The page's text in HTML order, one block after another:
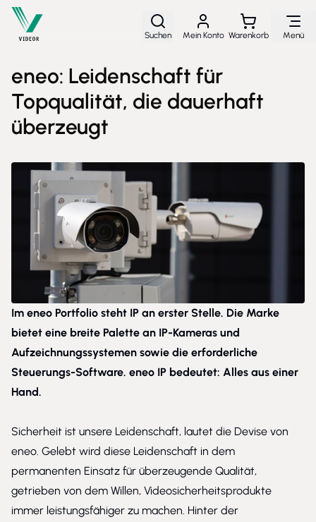
Direkt zum Inhalt
Suchen Mein Konto Warenkorb Menü
eneo: Leidenschaft für
Topqualität, die dauerhaft
überzeugt
Im eneo Portfolio steht IP an erster Stelle. Die Marke
bietet eine breite Palette an IP-Kameras und
Aufzeichnungssystemen sowie die erforderliche
Steuerungs-Software. eneo IP bedeutet: Alles aus einer
Hand.
Sicherheit ist unsere Leidenschaft, lautet die Devise von
eneo. Gelebt wird diese Leidenschaft in dem
permanenten Einsatz für überzeugende Qualität,
getrieben von dem Willen, Videosicherheitsprodukte
immer leistungsfähiger zu machen. Hinter der